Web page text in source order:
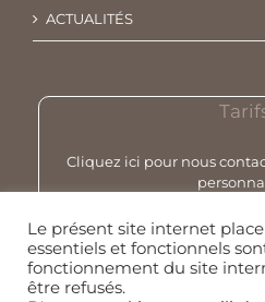
ACTUALITÉS
Cliquez ici pour nous
Le présent site internet
essentiels et fonctionnels
fonctionnement du site
être refusés.